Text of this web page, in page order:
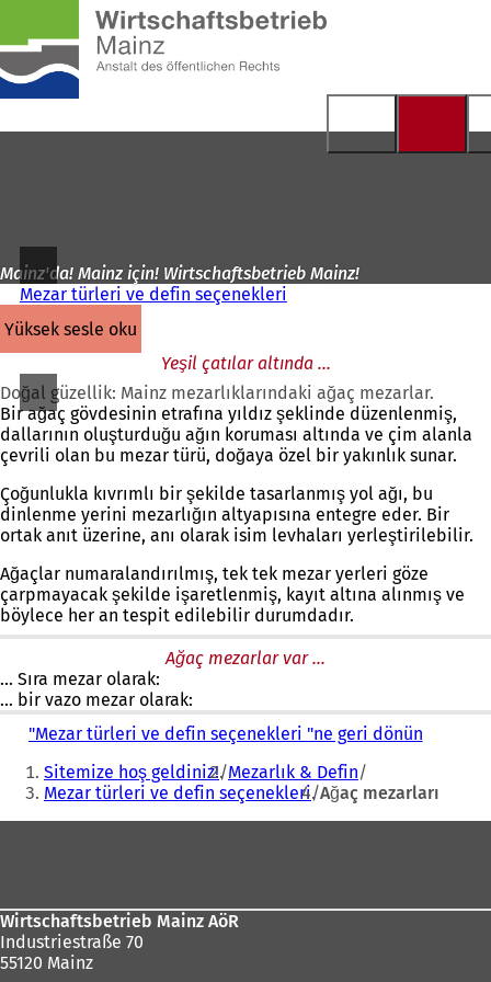
İçeriğe atla
Mainz'da! Mainz için! Wirtschaftsbetrieb Mainz!
Mezar türleri ve defin seçenekleri
yüksek sesle oku
Yeşil çatılar altında ...
Doğal güzellik: Mainz mezarlıklarındaki ağaç mezarlar.
Bir ağaç gövdesinin etrafına yıldız şeklinde düzenlenmiş,
dallarının oluşturduğu ağın koruması altında ve çim alanla
çevrili olan bu mezar türü, doğaya özel bir yakınlık sunar.
Çoğunlukla kıvrımlı bir şekilde tasarlanmış yol ağı, bu
dinlenme yerini mezarlığın altyapısına entegre eder. Bir
ortak anıt üzerine, anı olarak isim levhaları yerleştirilebilir.
Ağaçlar numaralandırılmış, tek tek mezar yerleri göze
çarpmayacak şekilde işaretlenmiş, kayıt altına alınmış ve
böylece her an tespit edilebilir durumdadır.
Ağaç mezarlar var ...
... Sıra mezar olarak:
... bir vazo mezar olarak:
"Mezar türleri ve defin seçenekleri "ne geri dönün
Buradasınız:
Sitemize hoş geldiniz! Mezarlık & Defin
Mezar türleri ve defin seçenekleri Ağaç mezarları
Wirtschaftsbetrieb Mainz AöR
Industriestraße 70
55120 Mainz